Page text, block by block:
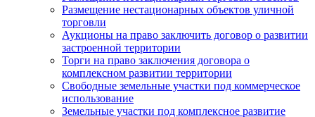
Размещение нестационарных объектов уличной
торговли
Аукционы на право заключить договор о развитии
застроенной территории
Торги на право заключения договора о
комплексном развитии территории
Свободные земельные участки под коммерческое
использование
Земельные участки под комплексное развитие